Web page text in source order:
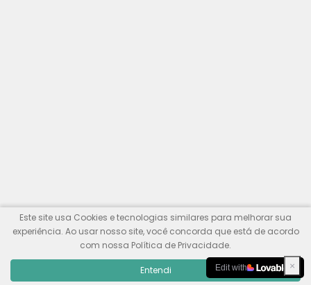
Edit with ×
Este site usa Cookies e tecnologias similares para melhorar sua
experiência. Ao usar nosso site, você concorda que está de acordo
com nossa Política de Privacidade.
Entendi